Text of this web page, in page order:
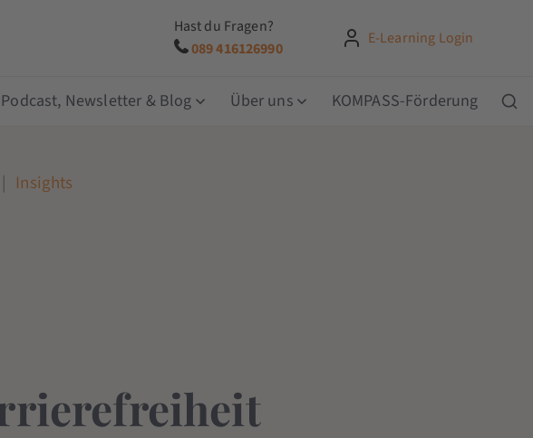
Hast du Fragen?
089 416126990
E-Learning Login
Podcast, Newsletter & Blog Über uns KOMPASS-Förderung
| Insights